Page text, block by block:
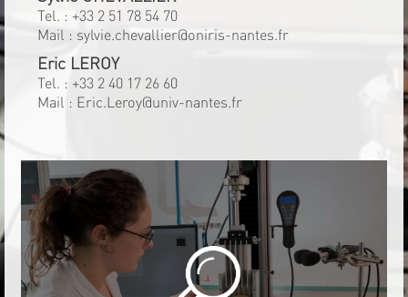
Tel. : +33 2 51 78 54 70
Mail : sylvie.chevallier@oniris-nantes.fr
Eric LEROY
Tel. : +33 2 40 17 26 60
Mail : Eric.Leroy@univ-nantes.fr